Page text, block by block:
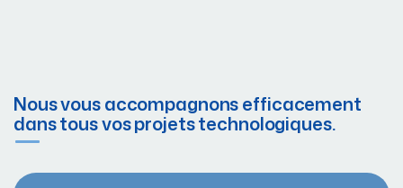
Nous vous accompagnons efficacement
dans tous vos projets technologiques.